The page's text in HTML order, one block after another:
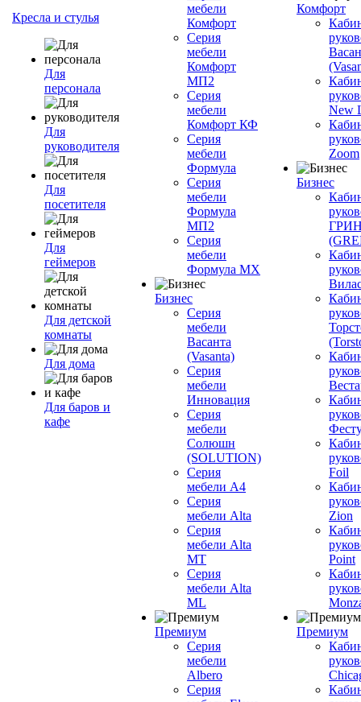
Кресла и стулья
Для
персонала
Для
руководителя
Для
посетителя
Для
геймеров
Для детской
комнаты
Для дома
Для баров и
кафе
мебели
Комфорт
Серия
мебели
Комфорт
МП2
Серия
мебели
Комфорт КФ
Серия
мебели
Формула
Серия
мебели
Формула
МП2
Серия
мебели
Формула МХ
Бизнес
Серия
мебели
Васанта
(Vasanta)
Серия
мебели
Инновация
Серия
мебели
Солюшн
(SOLUTION)
Серия
мебели A4
Серия
мебели Alta
Серия
мебели Alta
MT
Серия
мебели Alta
ML
Премиум
Серия
мебели
Albero
Серия
Комфорт
New
Zoom
Бизнес
Foil
Zion
Point
Премиум